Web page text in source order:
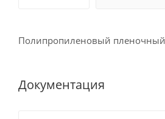
Полипропиленовый пленочный
Документация